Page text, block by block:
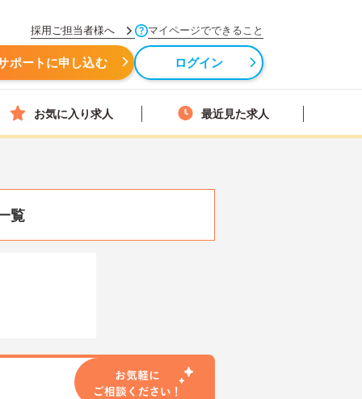
採用ご担当者様へ マイページでできること
ポートに申し込む ログイン
お気に入り求人 最近見た求人
覧